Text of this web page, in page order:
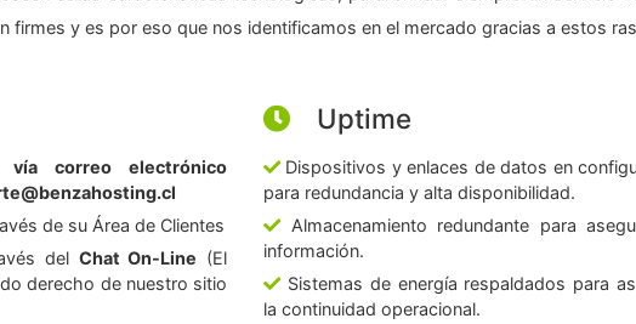
firmes y es por eso que nos identificamos en el mercado gracias a estos
vía correo electrónico
de su Área de Clientes
del Chat On-Line (El
derecho de nuestro sitio
Uptime
Dispositivos y enlaces de datos en
para redundancia y alta disponibilidad.
Almacenamiento redundante para
información.
Sistemas de energía respaldados para
la continuidad operacional.